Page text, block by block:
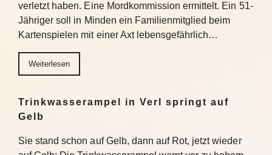
verletzt haben. Eine Mordkommission ermittelt. Ein 51-
Jähriger soll in Minden ein Familienmitglied beim
Kartenspielen mit einer Axt lebensgefährlich…
Weiterlesen
Trinkwasserampel in Verl springt auf
Gelb
Sie stand schon auf Gelb, dann auf Rot, jetzt wieder